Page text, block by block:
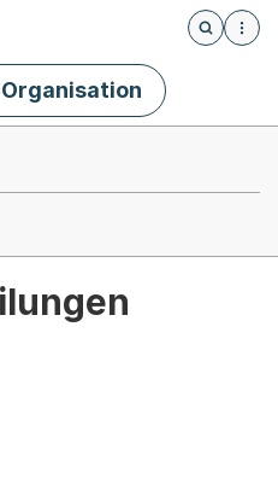
Öffnet
Organisation